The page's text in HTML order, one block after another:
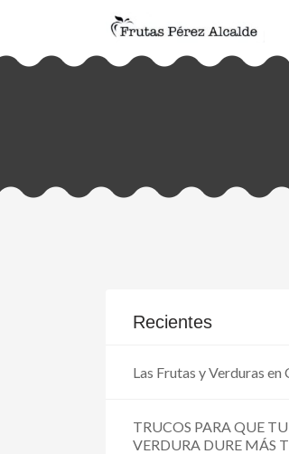
Recientes
Las Frutas y Verduras en
TRUCOS PARA QUE
VERDURA DURE MÁS